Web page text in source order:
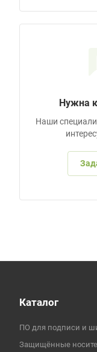
Нужна
Наши
Каталог
ПО для подписи и
Защищённые